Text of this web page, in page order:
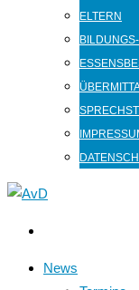
ELTERN
News